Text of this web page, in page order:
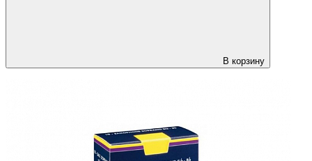
В корзину